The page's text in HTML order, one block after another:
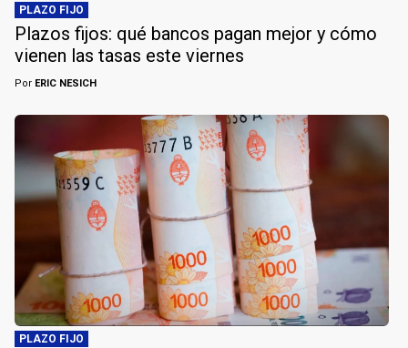
PLAZO FIJO
Plazos fijos: qué bancos pagan mejor y cómo
vienen las tasas este viernes
Por ERIC NESICH
PLAZO FIJO